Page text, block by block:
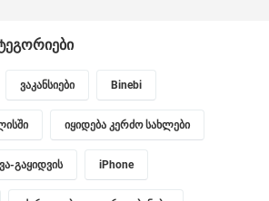
ვაკანსიები Binebi
იყიდება კერძო სახლები
გაყიდვის iPhone